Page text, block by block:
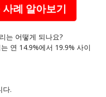
례 알아보기
는 어떻게 되나요?
연 14.9%에서 19.9% 사이
다.